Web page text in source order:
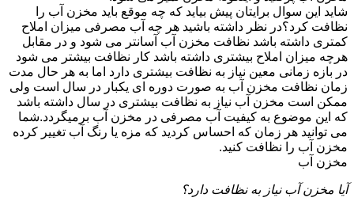
شاید این سوال برایتان پیش بیاید که چه موقع باید مخزن آب را
نظافت کرد؟در نظر داشته باشید هر چه آب مصرفی میزان املاح
کمتری داشته باشد نظافت مخزن آب آسانتر می شود و در مقابل
هرچه میزان املاح بیشتری داشته باشد کار نظافت بیشتر می شود
در بازه زمانی معین نیاز به نظافت بیشتری دارد اما به هر حال مدت
زمان نظافت مخزن آب به صورت دوره ای یکبار در سال است ولی
ممکن است مخزن آب نیاز به نظافت بیشتری در سال داشته باشد
که این موضوع به کیفیت آب مصرفی در مخزن آب برمیگردد.شما
می توانید هر زمان که احساس کردید که مزه یا رنگ آب تغییر کرده
مخزن آب را نظافت کنید.
مخزن آب
آیا مخزن آب نیاز به نظافت دارد؟